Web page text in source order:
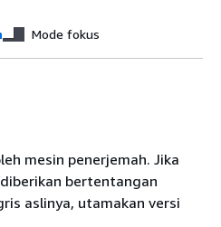
Mode fokus
mesin penerjemah. Jika
bertentangan
aslinya, utamakan versi